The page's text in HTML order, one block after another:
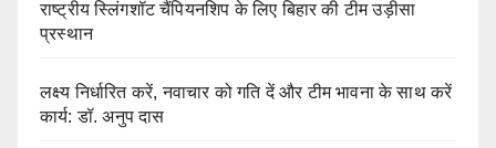
राष्ट्रीय स्लिंगशॉट चैंपियनशिप के लिए बिहार की टीम उड़ीसा
प्रस्थान
लक्ष्य निर्धारित करें, नवाचार को गति दें और टीम भावना के साथ करें
कार्य: डॉ. अनुप दास